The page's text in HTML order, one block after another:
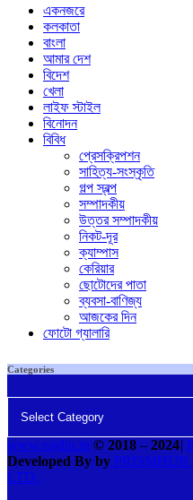
একনজরে
কলকাতা
বাংলা
আমার দেশ
বিদেশ
খেলা
লাইফ স্টাইল
বিনোদন
বিবিধ
প্রেসক্রিপশন
সাহিত্য-সংস্কৃতি
গল্প স্বল্প
সম্পাদকীয়
উত্তর সম্পাদকীয়
নিকট-দূর
ক্যাম্পাস
কেরিয়ার
ছোটোদের পাতা
ব্যবসা-বাণিজ্য
আজকের দিন
ফোটো গ্যালারি
Categories
www.rojdin.in © 2018 – 2024|
Developed By by
LTD.